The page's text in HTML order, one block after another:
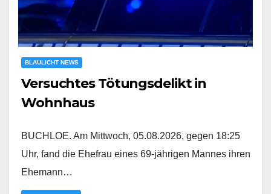
BLAULICHT NEWS
Versuchtes Tötungsdelikt in
Wohnhaus
BUCHLOE. Am Mittwoch, 05.08.2026, gegen 18:25
Uhr, fand die Ehefrau eines 69-jährigen Mannes ihren
Ehemann…